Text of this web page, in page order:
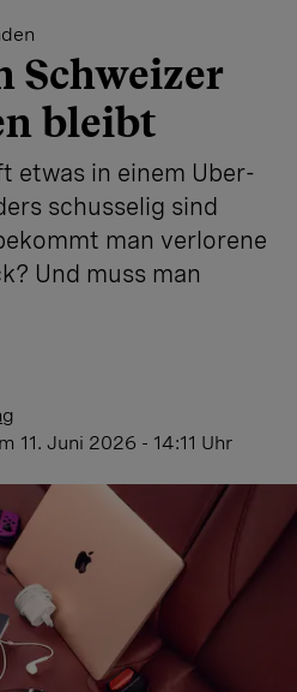
Schweizer
bleibt
etwas in einem Uber-
schusselig sind
man verlorene
Und muss man
11. Juni 2026 - 14:11 Uhr